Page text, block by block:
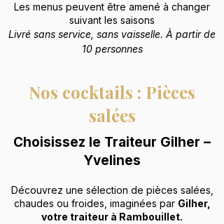
Les menus peuvent être amené à changer
suivant les saisons
Livré sans service, sans vaisselle. À partir de
10 personnes
Nos cocktails : Pièces
salées
Choisissez le Traiteur Gilher –
Yvelines
Découvrez une sélection de pièces salées,
chaudes ou froides, imaginées par Gilher,
votre traiteur à Rambouillet.